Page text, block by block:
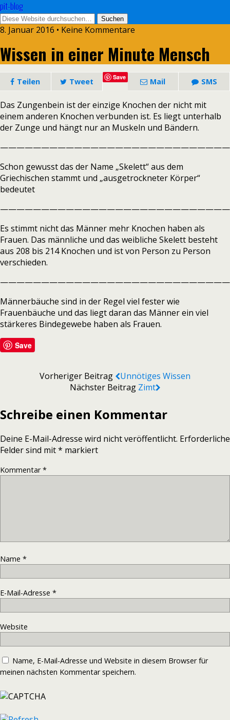
pit-blog
8. Januar 2016 • Keine Kommentare
Wissen in einer Minute Mensch
Teilen Tweet Save Mail SMS
Das Zungenbein ist der einzige Knochen der nicht mit
einem anderen Knochen verbunden ist. Es liegt unterhalb
der Zunge und hängt nur an Muskeln und Bändern.
Schon gewusst das der Name „Skelett“ aus dem
Griechischen stammt und „ausgetrockneter Körper“
bedeutet
Es stimmt nicht das Männer mehr Knochen haben als
Frauen. Das männliche und das weibliche Skelett besteht
aus 208 bis 214 Knochen und ist von Person zu Person
verschieden.
Männerbäuche sind in der Regel viel fester wie
Frauenbäuche und das liegt daran das Männer ein viel
stärkeres Bindegewebe haben als Frauen.
Save
Vorheriger Beitrag
Unnötiges Wissen
Nächster Beitrag Zimt
Schreibe einen Kommentar
Deine E-Mail-Adresse wird nicht veröffentlicht. Erforderliche
Felder sind mit* markiert
Kommentar*
Name *
E-Mail-Adresse *
Website
Name, E-Mail-Adresse und Website in diesem Browser für
meinen nächsten Kommentar speichern.